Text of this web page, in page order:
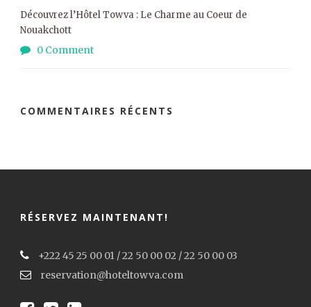
Découvrez l’Hôtel Towva : Le Charme au Coeur de
Nouakchott
0 Comment
COMMENTAIRES RÉCENTS
RÉSERVEZ MAINTENANT!
+222 45 25 00 01 / 22 50 00 02 / 22 50 00 03
reservation@hoteltowva.com